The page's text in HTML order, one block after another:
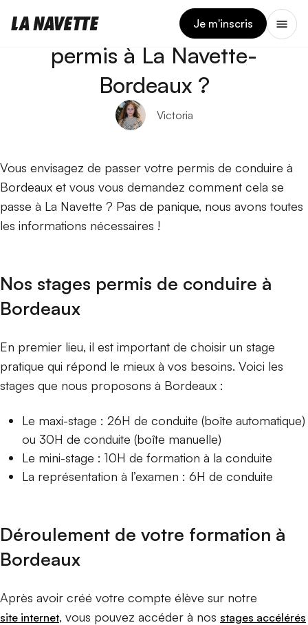
Je m'inscris
Comment ça marche le
permis à La Navette-
Bordeaux ?
Victoria
Vous envisagez de passer votre permis de conduire à
Bordeaux et vous vous demandez comment cela se
passe à La Navette ? Pas de panique, nous avons toutes
les informations nécessaires !
Nos stages permis de conduire à
Bordeaux
En premier lieu, il est important de choisir un stage
pratique qui répond le mieux à vos besoins. Voici les
stages que nous proposons à Bordeaux :
Le maxi-stage : 26H de conduite (boîte automatique)
ou 30H de conduite (boîte manuelle)
Le mini-stage : 10H de formation à la conduite
La représentation à l’examen : 6H de conduite
Déroulement de votre formation à
Bordeaux
Après avoir créé votre compte élève sur notre
site internet, vous pouvez accéder à nos stages accélérés